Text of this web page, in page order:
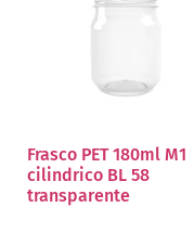
Frasco PET 180ml M1
cilindrico BL 58
transparente